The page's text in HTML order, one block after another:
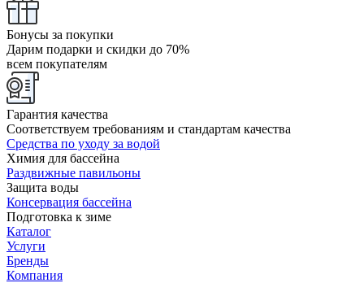
Бонусы за покупки
Дарим подарки и скидки до 70%
всем покупателям
Гарантия качества
Соответствуем требованиям и стандартам качества
Средства по уходу за водой
Химия для бассейна
Раздвижные павильоны
Защита воды
Консервация бассейна
Подготовка к зиме
Каталог
Услуги
Бренды
Компания